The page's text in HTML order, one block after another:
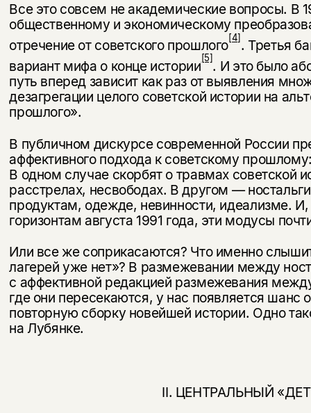
Все это совсем не академические вопросы. В
общественному и экономическому
отречение от советского прошлого[4]. Третья
вариант мифа о конце истории[5]. И это было
путь вперед зависит как раз от выявления
дезагрегации целого советской истории на
прошлого».
В публичном дискурсе современной России
аффективного подхода к советскому
В одном случае скорбят о травмах советской
расстрелах, несвободах. В другом —
продуктам, одежде, невинности, идеализме.
горизонтам августа 1991 года, эти модусы
Или все же соприкасаются? Что именно
лагерей уже нет»? В размежевании между
с аффективной редакцией размежевания
где они пересекаются, у нас появляется шанс
повторную сборку новейшей истории. Одно
на Лубянке.
II. ЦЕНТРАЛЬНЫЙ